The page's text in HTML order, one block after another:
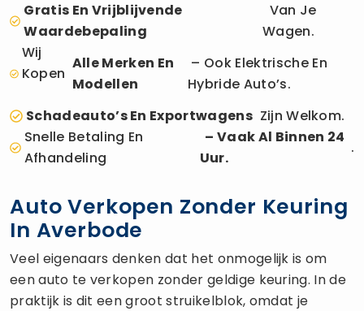
Gratis En Vrijblijvende
Waardebepaling
Van Je
Wagen.
Wij
Kopen
Alle Merken En
Modellen
– Ook Elektrische En
Hybride Auto’s.
Schadeauto’s En ExportwagensZijn Welkom.
Snelle Betaling En
Afhandeling
– Vaak Al Binnen 24
Uur.
.
Auto Verkopen Zonder Keuring
In Averbode
Veel eigenaars denken dat het onmogelijk is om
een auto te verkopen zonder geldige keuring. In de
praktijk is dit een groot struikelblok, omdat je